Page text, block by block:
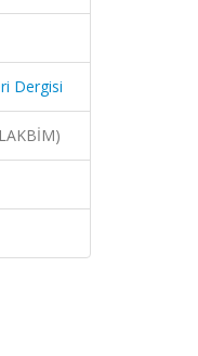
Dergisi